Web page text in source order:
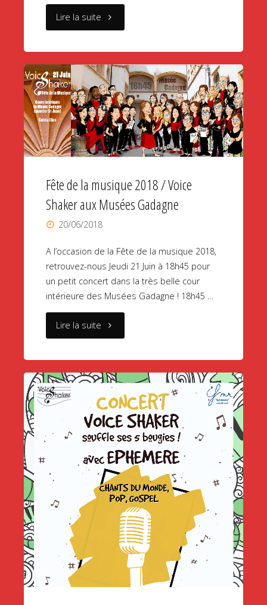
Lire la suite "25.01.19
Concert
au
profit
de
ALWANE"
Fête de la musique 2018 / Voice
Shaker aux Musées Gadagne
20/06/2018
A l’occasion de la Fête de la musique 2018,
retrouvez-nous Jeudi 21 Juin à 18h45 pour
un petit concert dans la très belle cour
intérieure des Musées Gadagne ! 18h45 …
Lire la suite "Fête
la
musique
2018
Voice
Shaker
aux
Musées
Gadagne"